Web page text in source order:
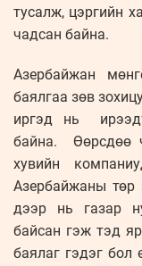
тусалж, цэргийн
чадсан байна.
Азербайжан
баялгаа зөв
иргэд нь
байна. Өөрсдөө
хувийн
Азербайжаны төр
дээр нь газар
байсан гэж тэд
баялаг гэдэг бол